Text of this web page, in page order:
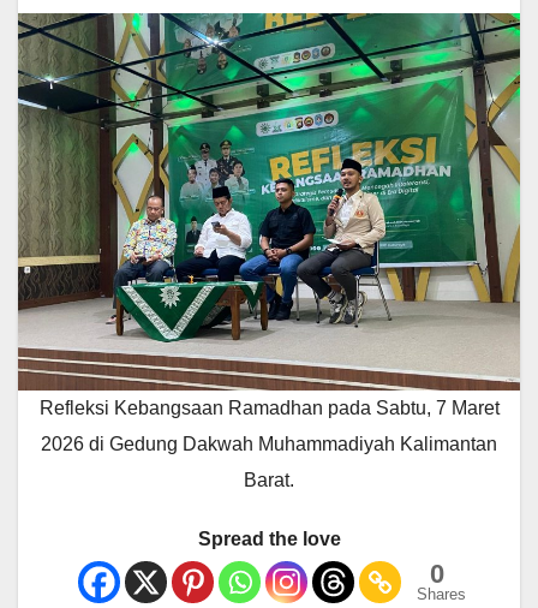
Refleksi Kebangsaan Ramadhan pada Sabtu, 7 Maret
2026 di Gedung Dakwah Muhammadiyah Kalimantan
Barat.
Spread the love
0
Shares